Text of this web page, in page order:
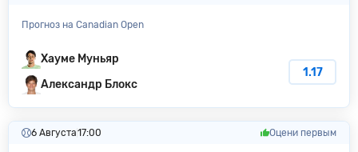
Прогноз на Canadian Open
Хауме Муньяр
Александр Блокс
1.17
6 Августа17:00 Оцени первым